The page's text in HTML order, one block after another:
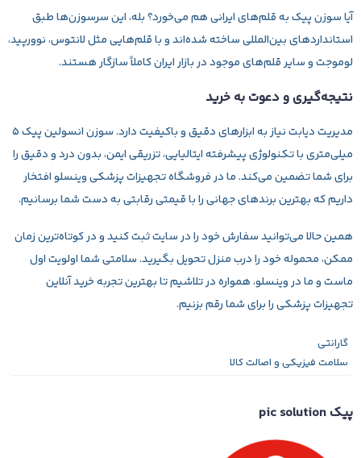
آیا سوزن پیک به قلم‌های ایرانی هم می‌خورد؟ بله، این سرسوزن‌ها طبق
استانداردهای بین‌المللی ساخته شده‌اند و با قلم‌هایی مثل لانتوس، نوورپید،
لوموجت و سایر قلم‌های موجود در بازار ایران کاملاً سازگار هستند.
نتیجه‌گیری و دعوت به خرید
مدیریت دیابت نیاز به ابزارهای دقیق و باکیفیت دارد. سوزن انسولین پیک ۵
میلی‌متری با تکنولوژی پیشرفته ایتالیایی، تزریقی ایمن، بدون درد و دقیق را
برای شما تضمین می‌کند. ما در فروشگاه تجهیزات پزشکیوینسلوافتخار
داریم که بهترین برندهای جهانی را با قیمتی رقابتی به دست شما برسانیم.
همین حالا می‌توانید سفارش خود را در سایت ثبت کنید و در کوتاه‌ترین زمان
ممکن، محموله خود را درب منزل تحویل بگیرید. سلامتی شما اولویت اول
ماست و ما در وینسلو، همواره در تلاشیم تا بهترین تجربه خرید آنلاین
تجهیزات پزشکی را برای شما رقم بزنیم.
گارانتی
سلامت فیزیکی و اصالت کالا
پیک pic solution